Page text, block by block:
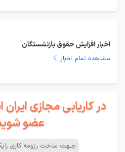
اخبار افزایش حقوق بازنشستگان
مشاهده تمام اخبار
در کاریابی مجازی
عضو
جـهت ساخت رزومه کاری